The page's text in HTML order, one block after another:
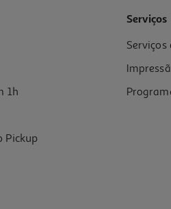
1h
Pickup
Serviços